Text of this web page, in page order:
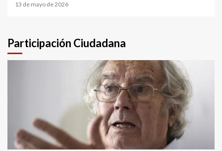
13 de mayo de 2026
Participación Ciudadana